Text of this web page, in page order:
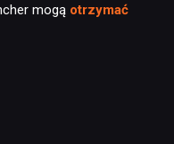
mogą otrzymać